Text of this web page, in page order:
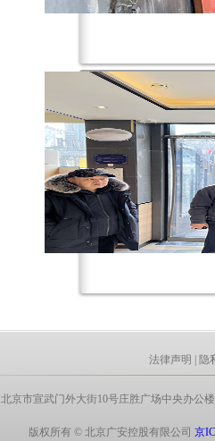
法律声明 隐
北京市宣武门外大街10号庄胜广场中央办公
版权所有 © 北京广安控股有限公司京